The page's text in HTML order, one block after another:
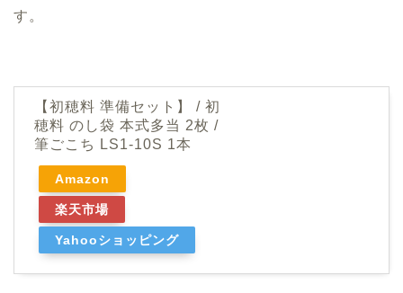
す。
【初穂料 準備セット】 / 初
穂料 のし袋 本式多当 2枚 /
筆ごこち LS1-10S 1本
Amazon
楽天市場
Yahooショッピング